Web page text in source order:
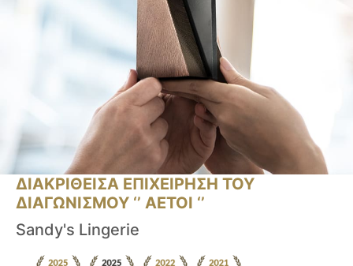
ΔΙΑΚΡΙΘΕΙΣΑ ΕΠΙΧΕΙΡΗΣΗ ΤΟΥ
ΔΙΑΓΩΝΙΣΜΟΥ ‘’ ΑΕΤΟΙ ‘’
Sandy's Lingerie